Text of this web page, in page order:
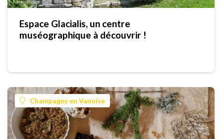
Espace Glacialis, un centre
muséographique à découvrir !
Champagny en Vanoise